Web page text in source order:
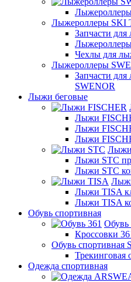
Лыжероллеры SKI
Запчасти
Чехлы для
Лыжероллеры
Запчасти
SWENOR
Лыжи беговые
Лыжи
Лыжи
Лыжи
Лыжи STC
Лыжи STC
Лыжи TISA
Лыжи TISA
Обувь спортивная
Обувь
Кроссовки
Обувь спортивная
Трекинговая
Одежда спортивная